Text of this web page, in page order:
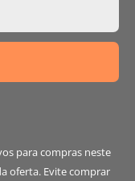
para compras neste
oferta. Evite comprar